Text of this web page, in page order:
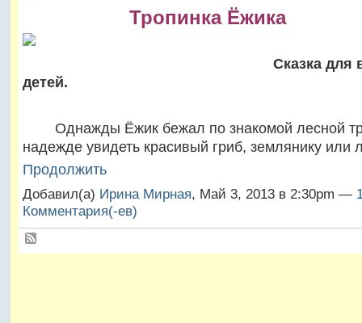
Тропинка Ёжика
Сказка для
детей.
Однажды Ёжик бежал по знакомой лесной
надежде увидеть красивый гриб, землянику или
Продолжить
Добавил(а) Ирина Мирная, Май 3, 2013 в 2:30pm —
Комментария(-ев)